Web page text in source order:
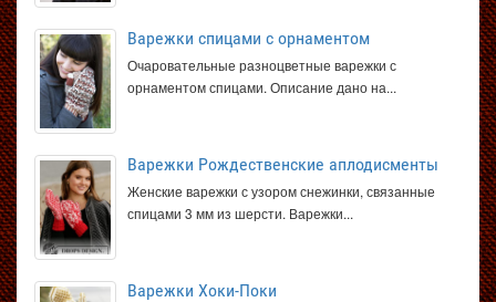
Варежки спицами с орнаментом
Очаровательные разноцветные варежки с
орнаментом спицами. Описание дано на...
Варежки Рождественские аплодисменты
Женские варежки с узором снежинки, связанные
спицами 3 мм из шерсти. Варежки...
Варежки Хоки-Поки